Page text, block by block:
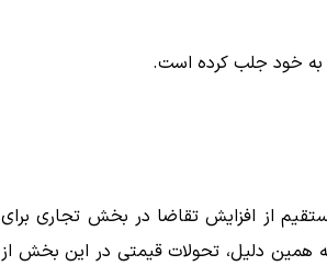
به خود جلب کرده است.
از افزایش تقاضا در بخش تجاری برای
همین دلیل، تحولات قیمتی در این بخش از